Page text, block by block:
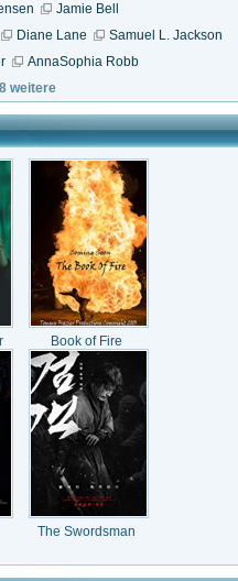
Jamie Bell
Diane Lane
Samuel L. Jackson
AnnaSophia Robb
weitere
Book of Fire
The Swordsman